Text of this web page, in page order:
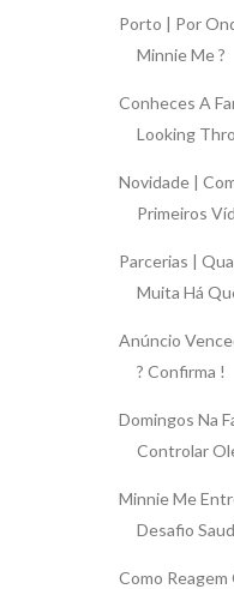
Porto | Por
Minnie Me ?
Conheces A
Looking
Novidade |
Primeiros
Parcerias |
Muita Há
Anúncio
? Confirma !
Domingos Na
Controlar
Minnie Me
Desafio
Como